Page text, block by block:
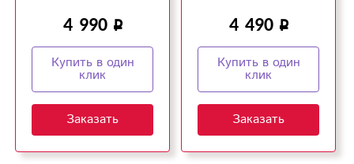
4 990
Купить в один
клик
Заказать
4 490
Купить в один
клик
Заказать